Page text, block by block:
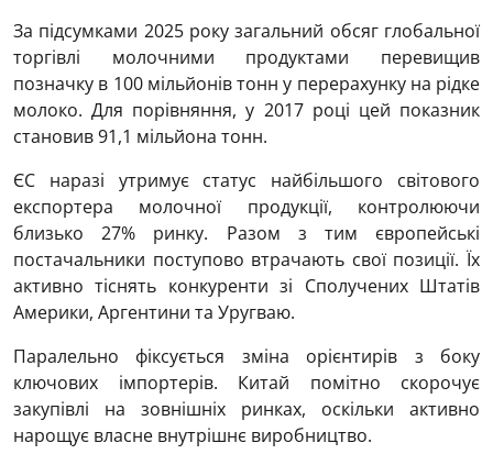
За підсумками 2025 року загальний обсяг глобальної
торгівлі молочними продуктами перевищив
позначку в 100 мільйонів тонн у перерахунку на рідке
молоко. Для порівняння, у 2017 році цей показник
становив 91,1 мільйона тонн.
ЄС наразі утримує статус найбільшого світового
експортера молочної продукції, контролюючи
близько 27% ринку. Разом з тим європейські
постачальники поступово втрачають свої позиції. Їх
активно тіснять конкуренти зі Сполучених Штатів
Америки, Аргентини та Уругваю.
Паралельно фіксується зміна орієнтирів з боку
ключових імпортерів. Китай помітно скорочує
закупівлі на зовнішніх ринках, оскільки активно
нарощує власне внутрішнє виробництво.